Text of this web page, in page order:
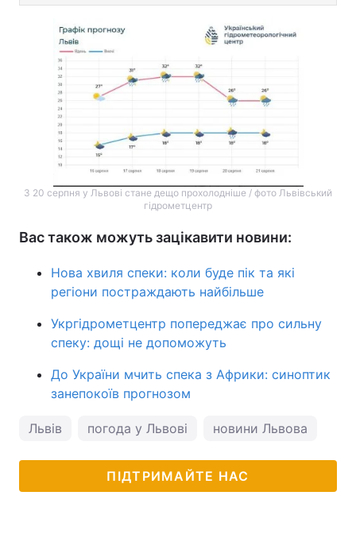
З 20 серпня у Львові стане дещо прохолодніше / фото Львівський
гідрометцентр
Вас також можуть зацікавити новини:
Нова хвиля спеки: коли буде пік та які
регіони постраждають найбільше
Укргідрометцентр попереджає про сильну
спеку: дощі не допоможуть
До України мчить спека з Африки: синоптик
занепокоїв прогнозом
Львів погода у Львові новини Львова
ПІДТРИМАЙТЕ НАС